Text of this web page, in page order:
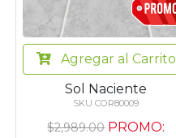
Agregar al Carrito
Sol Naciente
SKU COR80009
$2,989.00 PROMO: